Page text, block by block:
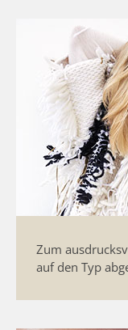
Zum
auf den Typ